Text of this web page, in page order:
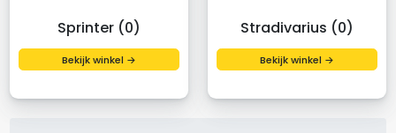
Sprinter (0)
Bekijk winkel →
Stradivarius (0)
Bekijk winkel →